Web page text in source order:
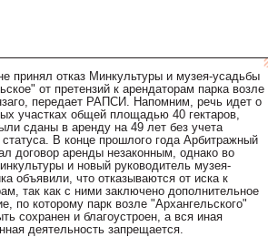
принял отказ Минкультуры и музея-усадьбы
от претензий к арендаторам парка возле
передает РАПСИ. Напомним, речь идет о
участках общей площадью 40 гектаров,
сданы в аренду на 49 лет без учета
статуса. В конце прошлого года Арбитражный
договор аренды незаконным, однако во
и новый руководитель музея-
объявили, что отказываются от иска к
так как с ними заключено дополнительное
по которому парк возле "Архангельского"
сохранен и благоустроен, а вся иная
деятельность запрещается.